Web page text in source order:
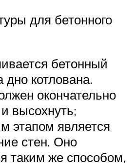
для бетонного
бетонный
дно котлована.
окончательно
высохнуть;
этапом является
стен. Оно
таким же способом,